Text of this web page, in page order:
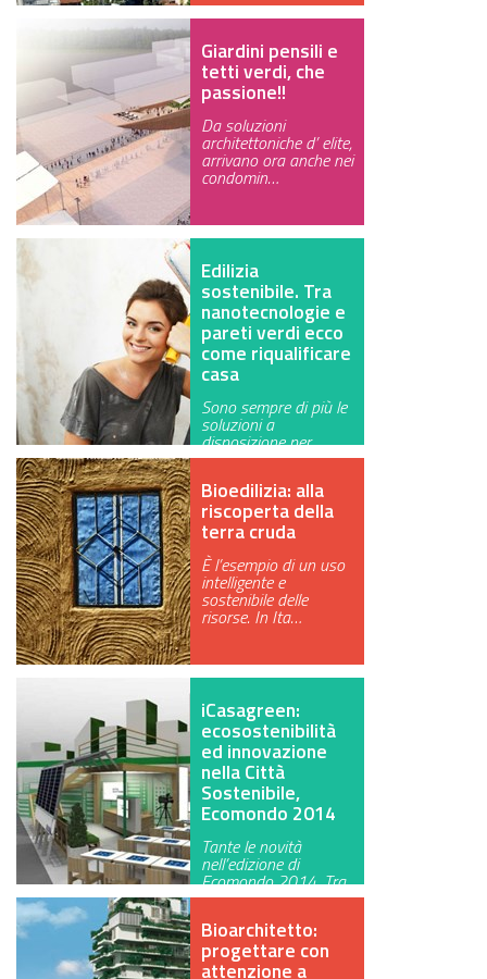
Giardini pensili e
tetti verdi, che
passione!!
Da soluzioni
architettoniche d’ elite,
arrivano ora anche nei
condomin…
Edilizia
sostenibile. Tra
nanotecnologie e
pareti verdi ecco
come riqualificare
casa
Sono sempre di più le
soluzioni a
disposizione per
migliorare le prest…
Bioedilizia: alla
riscoperta della
terra cruda
È l’esempio di un uso
intelligente e
sostenibile delle
risorse. In Ita…
iCasagreen:
ecosostenibilità
ed innovazione
nella Città
Sostenibile,
Ecomondo 2014
Tante le novità
nell’edizione di
Ecomondo 2014. Tra
queste iCasagreen:…
Bioarchitetto:
progettare con
attenzione a